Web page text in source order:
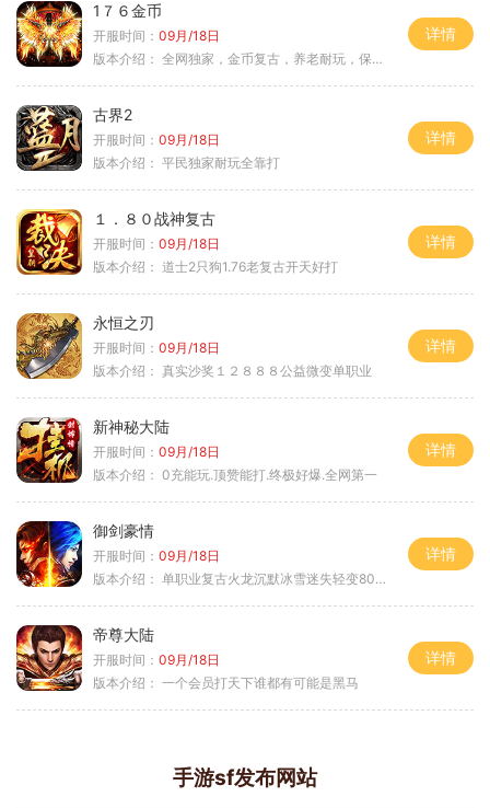
1７６金币
开服时间： 09月/18日
版本介绍： 全网独家，金币复古，养老耐玩，保底回収
详情
古界2
开服时间： 09月/18日
版本介绍： 平民独家耐玩全靠打
详情
１．８０战神复古
开服时间： 09月/18日
版本介绍： 道士2只狗1.76老复古开天好打
详情
永恒之刃
开服时间： 09月/18日
版本介绍： 真实沙奖１２８８８公益微变单职业
详情
新神秘大陆
开服时间： 09月/18日
版本介绍： 0充能玩.顶赞能打.终极好爆.全网第一
详情
御剑豪情
开服时间： 09月/18日
版本介绍： 单职业复古火龙沉默冰雪迷失轻变8085
详情
帝尊大陆
开服时间： 09月/18日
版本介绍： 一个会员打天下谁都有可能是黑马
详情
手游sf发布网站